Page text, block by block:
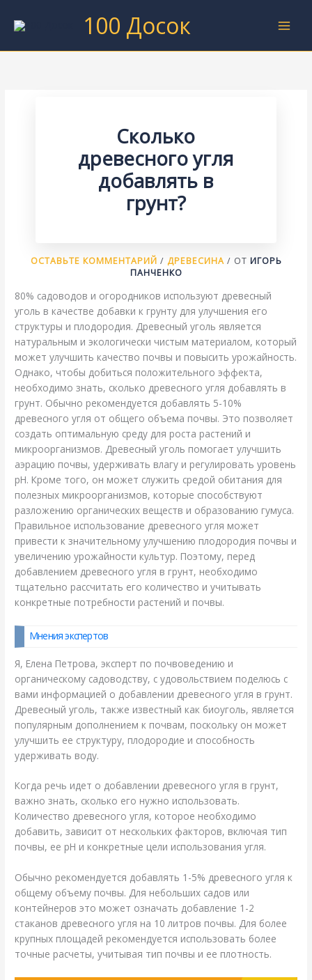
100 Досок
Сколько
древесного угля
добавлять в
грунт?
ОСТАВЬТЕ КОММЕНТАРИЙ / ДРЕВЕСИНА/ ОТ ИГОРЬ
ПАНЧЕНКО
80% садоводов и огородников используют древесный
уголь в качестве добавки к грунту для улучшения его
структуры и плодородия. Древесный уголь является
натуральным и экологически чистым материалом, который
может улучшить качество почвы и повысить урожайность.
Однако, чтобы добиться положительного эффекта,
необходимо знать, сколько древесного угля добавлять в
грунт. Обычно рекомендуется добавлять 5-10%
древесного угля от общего объема почвы. Это позволяет
создать оптимальную среду для роста растений и
микроорганизмов. Древесный уголь помогает улучшить
аэрацию почвы, удерживать влагу и регулировать уровень
pH. Кроме того, он может служить средой обитания для
полезных микроорганизмов, которые способствуют
разложению органических веществ и образованию гумуса.
Правильное использование древесного угля может
привести к значительному улучшению плодородия почвы и
увеличению урожайности культур. Поэтому, перед
добавлением древесного угля в грунт, необходимо
тщательно рассчитать его количество и учитывать
конкретные потребности растений и почвы.
Мнения экспертов
Я, Елена Петрова, эксперт по почвоведению и
органическому садоводству, с удовольствием поделюсь с
вами информацией о добавлении древесного угля в грунт.
Древесный уголь, также известный как биоуголь, является
популярным дополнением к почвам, поскольку он может
улучшить ее структуру, плодородие и способность
удерживать воду.
Когда речь идет о добавлении древесного угля в грунт,
важно знать, сколько его нужно использовать.
Количество древесного угля, которое необходимо
добавить, зависит от нескольких факторов, включая тип
почвы, ее pH и конкретные цели использования угля.
Обычно рекомендуется добавлять 1-5% древесного угля к
общему объему почвы. Для небольших садов или
контейнеров это может означать добавление 1-2
стаканов древесного угля на 10 литров почвы. Для более
крупных площадей рекомендуется использовать более
точные расчеты, учитывая тип почвы и ее плотность.